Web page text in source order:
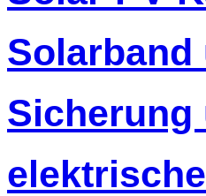
Sicherung